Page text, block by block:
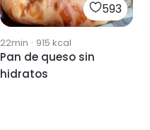
593
22min · 915 kcal
Pan de queso sin
hidratos